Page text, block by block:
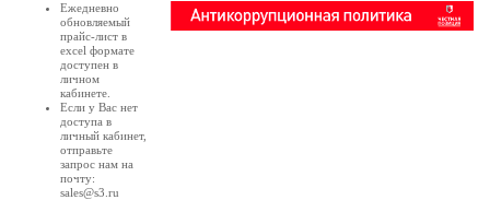
Ежедневно
обновляемый
прайс-лист в
excel формате
доступен в
личном
кабинете
Если у Вас нет
доступа в
личный кабинет,
отправьте
запрос нам на
почту:
sales@s3.ru